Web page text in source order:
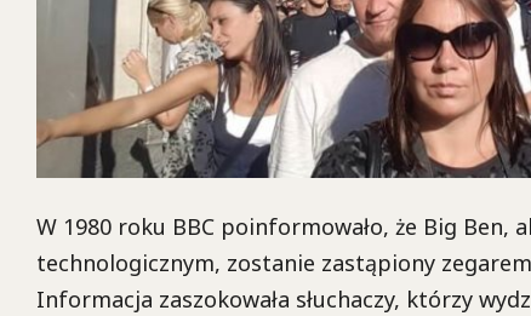
W 1980 roku BBC poinformowało, że Big Ben,
technologicznym, zostanie zastąpiony
Informacja zaszokowała słuchaczy, którzy